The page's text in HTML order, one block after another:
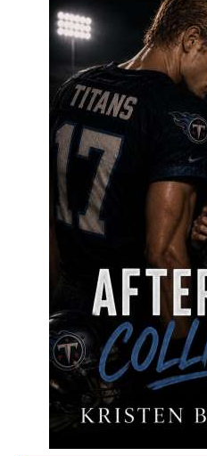
Contemporary
Romance
secondo
piano